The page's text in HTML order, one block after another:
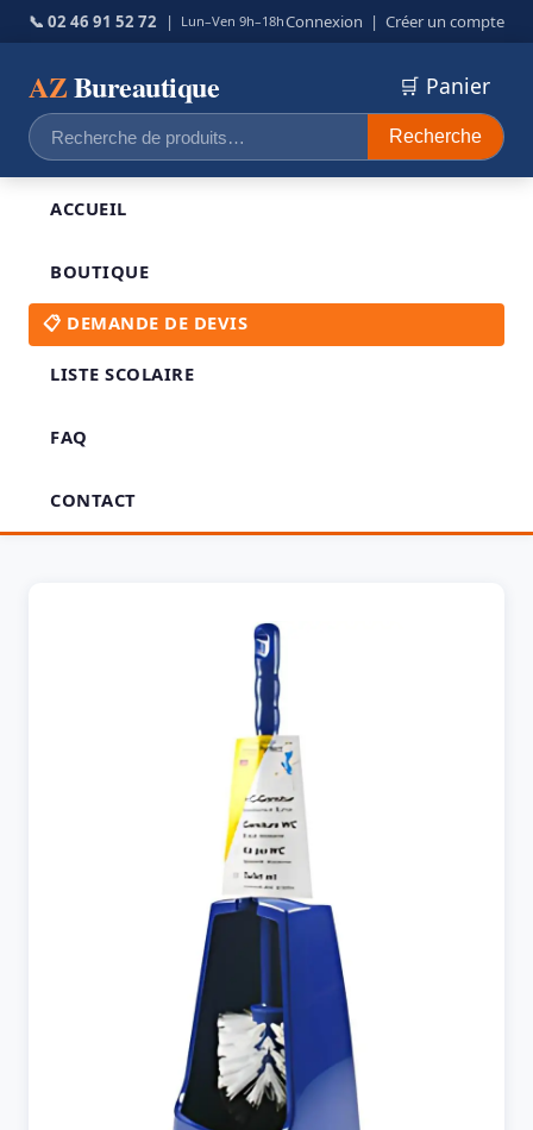
📞 02 46 91 52 72 | Lun–Ven 9h–18hConnexion | Créer un compte
AZBureautique
Recherche
pour :
Recherche
🛒 Panier
ACCUEIL
BOUTIQUE
📋 DEMANDE DE DEVIS
LISTE SCOLAIRE
FAQ
CONTACT